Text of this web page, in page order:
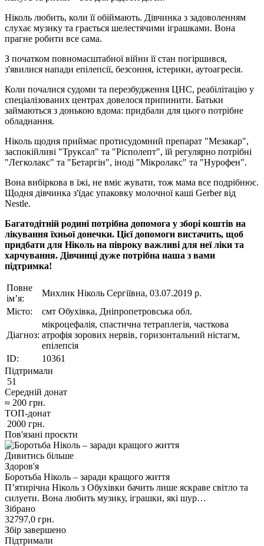
Ніколь любить, коли її обіймають. Дівчинка з задоволенням
слухає музику та грається шелестячими іграшками. Вона
прагне робити все сама.
З початком повномасштабної війни її стан погіршився,
з'явилися напади епілепсії, безсоння, істерики, аутоагресія.
Коли почалися судоми та перезбудження ЦНС, реабілітацію у
спеціалізованих центрах довелося припинити. Батьки
займаються з донькою вдома: придбали для цього потрібне
обладнання.
Ніколь щодня приймає протисудомний препарат "Мезакар",
заспокійливі "Труксал" та "Рісполепт", їй регулярно потрібні
"Легколакс" та "Бетаргін", іноді "Мікролакс" та "Нурофен".
Вона вибіркова в їжі, не вміє жувати, тож мама все подрібнює.
Щодня дівчинка з'їдає упаковку молочної каші Gerber від
Nestle.
Багатодітній родині потрібна допомога у зборі коштів на
лікування їхньої донечки. Цієї допомоги вистачить, щоб
придбати для Ніколь на півроку важливі для неї ліки та
харчування. Дівчинці дуже потрібна наша з вами
підтримка!
Повне
ім’я:
Михлик Ніколь Сергіївна, 03.07.2019 р.
Місто:
смт Обухівка, Дніпропетровська обл.
Діагноз:
мікроцефалія, спастична тетраплегія, часткова
атрофія зорових нервів, горизонтальний ністагм,
епілепсія
ID:
10361
Підтримали
51
Середній донат
≈ 200 грн.
ТОП-донат
2000 грн.
Пов'язані проєкти
Дивитись більше
Здоров'я
Боротьба Ніколь – заради кращого життя
Пʼятирічна Ніколь з Обухівки бачить лише яскраве світло та
силуети. Вона любить музику, іграшки, які шур…
Зібрано
32797,0 грн.
Збір завершено
Підтримали